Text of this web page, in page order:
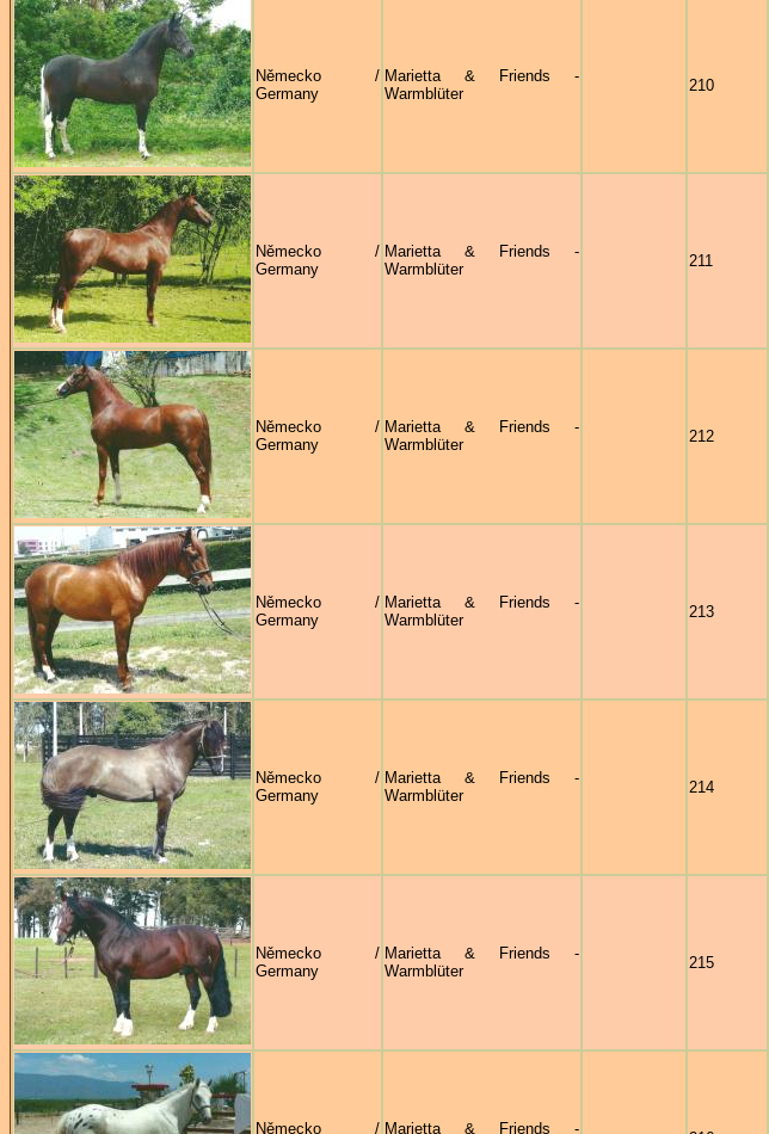
Německo /
Germany
Marietta & Friends -
Warmblüter
210
Německo /
Germany
Marietta & Friends -
Warmblüter
211
Německo /
Germany
Marietta & Friends -
Warmblüter
212
Německo /
Germany
Marietta & Friends -
Warmblüter
213
Německo /
Germany
Marietta & Friends -
Warmblüter
214
Německo /
Germany
Marietta & Friends -
Warmblüter
215
Německo / Marietta & Friends -